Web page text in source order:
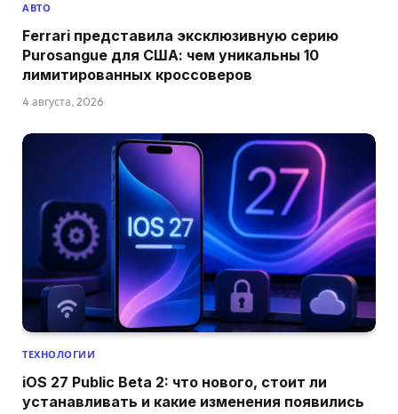
АВТО
Ferrari представила эксклюзивную серию
Purosangue для США: чем уникальны 10
лимитированных кроссоверов
4 августа, 2026
ТЕХНОЛОГИИ
iOS 27 Public Beta 2: что нового, стоит ли
устанавливать и какие изменения появились